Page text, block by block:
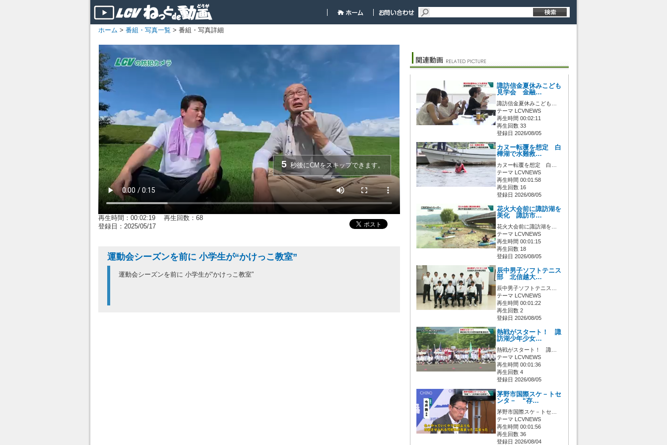
ホーム > 番組・写真一覧 > 番組・写真詳細
5 秒後にCMをスキップできます。
再生時間：00:02:19 再生回数：68
登録日：2025/05/17
運動会シーズンを前に 小学生が“かけっこ教室”
運動会シーズンを前に 小学生が“かけっこ教室”
諏訪信金夏休みこども
見学会 金融…
諏訪信金夏休みこども…
テーマ LCVNEWS
再生時間 00:02:11
再生回数 33
登録日 2026/08/05
カヌー転覆を想定 白
樺湖で水難救…
カヌー転覆を想定 白…
テーマ LCVNEWS
再生時間 00:01:58
再生回数 16
登録日 2026/08/05
花火大会前に諏訪湖を
美化 諏訪市…
花火大会前に諏訪湖を…
テーマ LCVNEWS
再生時間 00:01:15
再生回数 18
登録日 2026/08/05
辰中男子ソフトテニス
部 北信越大…
辰中男子ソフトテニス…
テーマ LCVNEWS
再生時間 00:01:22
再生回数 2
登録日 2026/08/05
熱戦がスタート！ 諏
訪湖少年少女…
熱戦がスタート！ 諏…
テーマ LCVNEWS
再生時間 00:01:36
再生回数 4
登録日 2026/08/05
茅野市国際スケ－トセ
ンタ－ “存…
茅野市国際スケ－トセ…
テーマ LCVNEWS
再生時間 00:01:56
再生回数 36
登録日 2026/08/04